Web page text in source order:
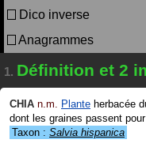
Dico inverse
Anagrammes
1. Définition et 2
CHIA n.m. Plante herbacée
dont les graines passent
Taxon : Salvia hispanica